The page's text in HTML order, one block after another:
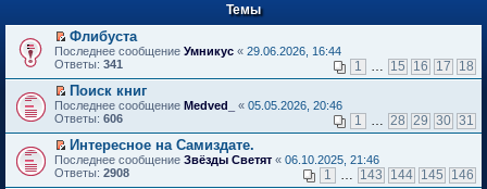
в
о
м
у
н
е
п
р
о
ч
и
т
т
и
к
п
р
в
о
м
у
н
е
п
Темы
П
е
е
й
т
и
к
п
е
р
Флибуста
Последнее сообщение Умникус « 29.06.2026, 16:44
Ответы: 341 1 15 16 17 18
П
е
е
й
т
и
Поиск книг
Последнее сообщение Medved_ « 05.05.2026, 20:46
Ответы: 606 1 28 29 30 31
П
е
Интересное на Самиздате.
Последнее сообщение Звёзды Светят « 06.10.2025, 21:46
Ответы: 2908 1 143 144 145 146